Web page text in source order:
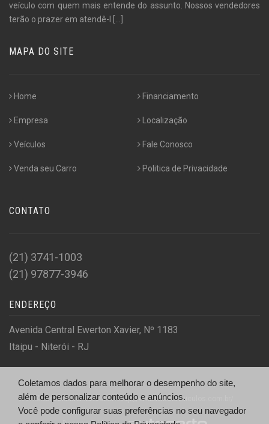
veículo com quem mais entende do assunto. Nossos vendedores
terão o prazer em atendê-l [...]
MAPA DO SITE
Home
Empresa
Veículos
Venda seu Carro
Financiamento
Localização
Fale Conosco
Politica de Privacidade
CONTATO
(21) 3741-1003
(21) 97877-3946
ENDEREÇO
Avenida Central Ewerton Xavier, Nº 1183
Itaipu - Niterói - RJ
© Embaixador Veículos - http://embaixadorveiculos.com.br/
Coletamos dados para melhorar o desempenho do site,
além de personalizar conteúdo e anúncios.
Você pode configurar suas preferências no seu navegador